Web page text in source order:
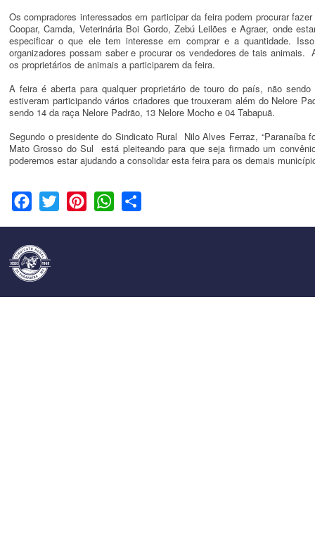
Os compradores interessados em participar da feira podem procurar
Coopar, Camda, Veterinária Boi Gordo, Zebú Leilões e Agraer, onde
especificar o que ele tem interesse em comprar e a quantidade.
organizadores possam saber e procurar os vendedores de tais
os proprietários de animais a participarem da feira.
A feira é aberta para qualquer proprietário de touro do país, não
estiveram participando vários criadores que trouxeram além do Nelore
sendo 14 da raça Nelore Padrão, 13 Nelore Mocho e 04 Tabapuã.
Segundo o presidente do Sindicato Rural Nilo Alves Ferraz,
Mato Grosso do Sul está pleiteando para que seja firmado um
poderemos estar ajudando a consolidar esta feira para os demais
Facebook
Twitter PinterestWhatsApp